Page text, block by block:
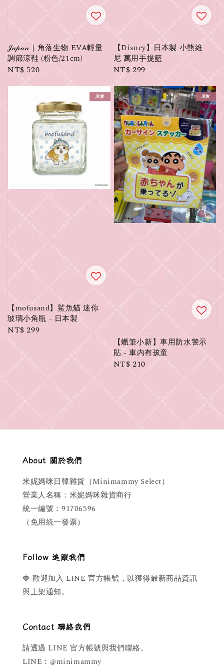
𝒥𝒶𝓅𝒶𝓃｜角落生物 EVA輕量
調節涼鞋 (粉色/21cm)
Regular
NT$ 520
【Disney】日本製 小熊維
尼 萬用手提籃
Regular
NT$ 299
現貨
【mofusand】鯊魚貓 迷你
玻璃小角瓶 - 日本製
Regular
NT$ 299
現貨
【蠟筆小新】車用防水警示
貼 - 車內有孩童
Regular
NT$ 210
About 關於我們
米妮媽咪日韓雜貨（Minimammy Select）
營業人名稱：米妮媽咪雜貨商行
統一編號：91706596
（免用統一發票）
Follow 追蹤我們
🍓 歡迎加入 LINE 官方帳號，以獲得最新商品資訊
與上架通知。
Contact 聯絡我們
請透過 LINE 官方帳號與我們聯絡。
LINE：@minimammy